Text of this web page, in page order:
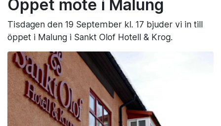
Öppet möte i Malung
Tisdagen den 19 September kl. 17 bjuder vi in till
öppet i Malung i Sankt Olof Hotell & Krog.